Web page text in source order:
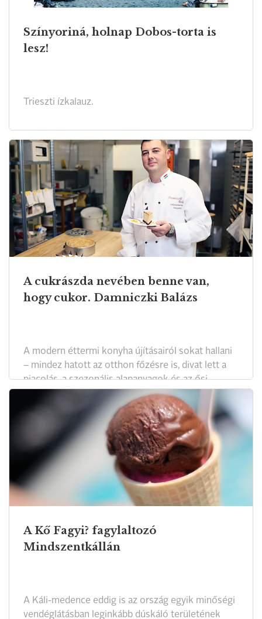
Színyoriná, holnap Dobos-torta is
lesz!
Trieszti ízkalauz.
A cukrászda nevében benne van,
hogy cukor. Damniczki Balázs
A modern éttermi konyha újításairól sokat hallani
– mindez hatott az otthon főzésre is, divat lett a
piacolás, a szezonális alapanyagok és az ősi
gabonák újra felfedezése, a fermentálás és a házi
sous vide. A cukrászat újhulláma körül már
nagyobb a homály: a szakmabeliek továbbra is
vallják, hogy cukortól, vajtól és zsíros tejszíntől
döglik igazán a légy, de a tömeges elhízás és
ételintolerancia korában akadnak azért ellenérvek
is. Merre haladunk, és miben áll a korszerű
cukrászat lényege?
A Kő Fagyi? fagylaltozó
Mindszentkállán
A Káli-medence eddig is az ország egyik minőségi
vendéglátásban leginkább dúskáló területének